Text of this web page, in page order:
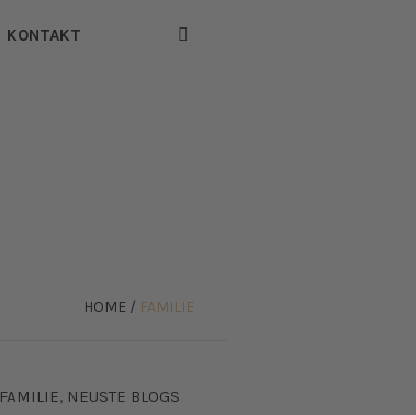
KONTAKT
HOME / FAMILIE
FAMILIE, NEUSTE BLOGS